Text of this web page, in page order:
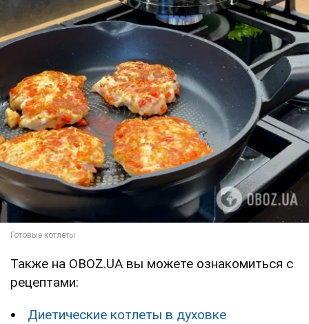
Также на OBOZ.UA вы можете ознакомиться с
рецептами:
Диетические котлеты в духовке